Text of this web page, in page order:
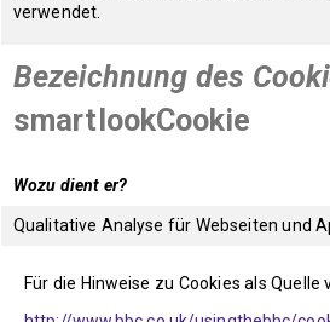
verwendet.
Bezeichnung des
smartlookCookie
Wozu dient er?
Qualitative Analyse für Webseiten und
Für die Hinweise zu Cookies als